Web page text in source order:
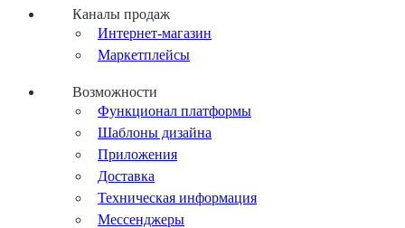
Каналы продаж
Интернет-магазин
Маркетплейсы
Возможности
Функционал платформы
Шаблоны дизайна
Приложения
Доставка
Техническая информация
Мессенджеры